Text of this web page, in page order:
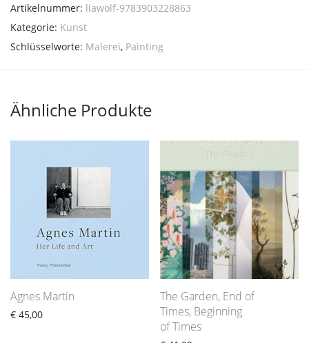
Artikelnummer: liawolf-9783903228863
Kategorie: Kunst
Schlüsselworte: Malerei, Painting
Ähnliche Produkte
Agnes Martin
€ 45,00
The Garden, End of
Times, Beginning
of Times